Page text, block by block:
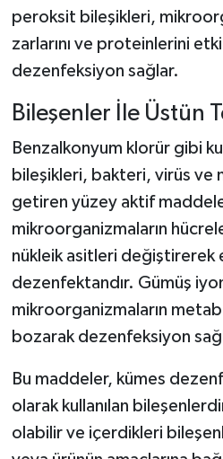
peroksit bileşikleri,
zarlarını ve proteinlerini
dezenfeksiyon sağlar.
Bileşenler İle Üstün
Benzalkonyum klorür gibi
bileşikleri, bakteri, virüs ve
getiren yüzey aktif
mikroorganizmaların
nükleik asitleri değiştirerek
dezenfektandır. Gümüş
mikroorganizmaların
bozarak dezenfeksiyon
Bu maddeler, kümes
olarak kullanılan
olabilir ve içerdikleri